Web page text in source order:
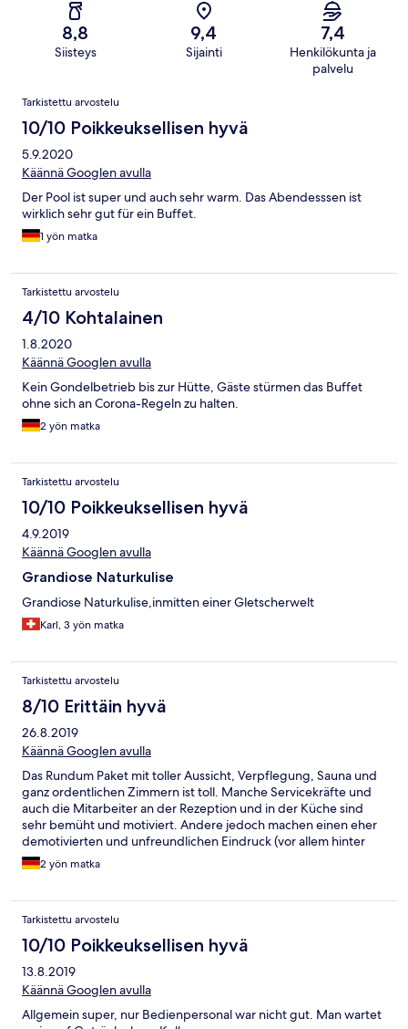
8,8
Siisteys
9,4
Sijainti
7,4
Henkilökunta ja
palvelu
Arvostelut
Tarkistettu arvostelu
10/10 Poikkeuksellisen hyvä
5.9.2020
Käännä Googlen avulla
Der Pool ist super und auch sehr warm. Das Abendesssen ist
wirklich sehr gut für ein Buffet.
1 yön matka
Tarkistettu arvostelu
4/10 Kohtalainen
1.8.2020
Käännä Googlen avulla
Kein Gondelbetrieb bis zur Hütte, Gäste stürmen das Buffet
ohne sich an Corona-Regeln zu halten.
2 yön matka
Tarkistettu arvostelu
10/10 Poikkeuksellisen hyvä
4.9.2019
Käännä Googlen avulla
Grandiose Naturkulise
Grandiose Naturkulise,inmitten einer Gletscherwelt
Karl, 3 yön matka
Tarkistettu arvostelu
8/10 Erittäin hyvä
26.8.2019
Käännä Googlen avulla
Das Rundum Paket mit toller Aussicht, Verpflegung, Sauna und
ganz ordentlichen Zimmern ist toll. Manche Servicekräfte und
auch die Mitarbeiter an der Rezeption und in der Küche sind
sehr bemüht und motiviert. Andere jedoch machen einen eher
demotivierten und unfreundlichen Eindruck (vor allem hinter
der Bar). Es ist eine Sache der Ortssprache nicht mächtig zu
sein, aber eine andere unfreundlich und inkompetent zu sein.
furchtbar war allerdings die Schlagermusik und Apreski Musik
Beschallung den ganzen Tag.
2 yön matka
Tarkistettu arvostelu
10/10 Poikkeuksellisen hyvä
13.8.2019
Käännä Googlen avulla
Allgemein super, nur Bedienpersonal war nicht gut. Man wartet